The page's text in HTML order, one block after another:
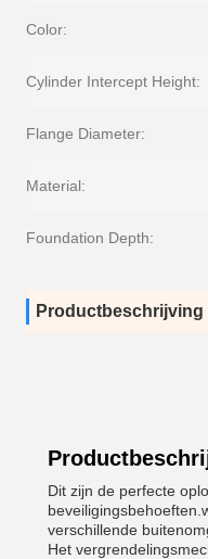
Color:
Cylinder Intercept Height:
Flange Diameter:
Material:
Foundation Depth:
Productbeschrijving
Dit zijn de perfecte
verschillende
Het